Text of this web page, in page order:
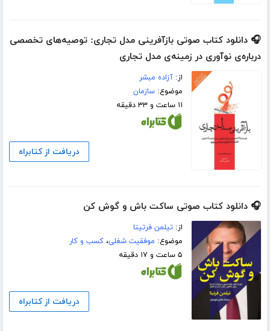
🎧 دانلود کتاب صوتی بازآفرینی مدل تجاری: توصیه‌های تخصصی
درباره‌ی نوآوری در زمینه‌ی مدل تجاری
از:آزاده مبشر
موضوع:سازمان
۱۱ ساعت و ۳۳ دقیقه
دریافت از کتابراه
🎧 دانلود کتاب صوتی ساکت باش و گوش کن
از:تیلمن فرتیتا
موضوع: موفقیت شغلی،کسب و کار
۵ ساعت و ۱۷ دقیقه
دریافت از کتابراه